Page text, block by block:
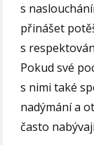
s
přinášet
s
Pokud své
s nimi také
nadýmání a
často